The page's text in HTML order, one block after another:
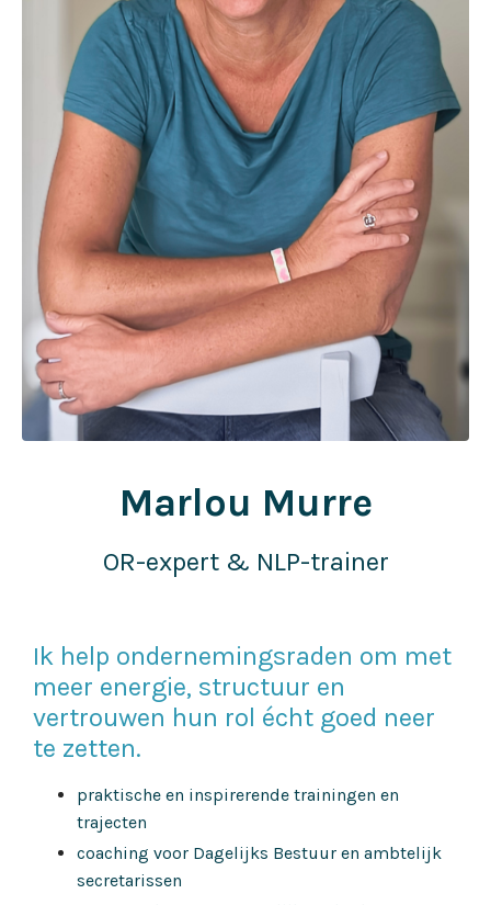
Marlou Murre
OR-expert & NLP-trainer
Ik help ondernemingsraden om met
meer energie, structuur en
vertrouwen hun rol écht goed neer
te zetten.
praktische en inspirerende trainingen en
trajecten
coaching voor Dagelijks Bestuur en ambtelijk
secretarissen